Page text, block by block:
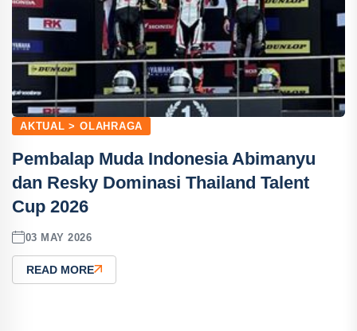
AKTUAL > OLAHRAGA
Pembalap Muda Indonesia Abimanyu
dan Resky Dominasi Thailand Talent
Cup 2026
03 MAY 2026
READ MORE